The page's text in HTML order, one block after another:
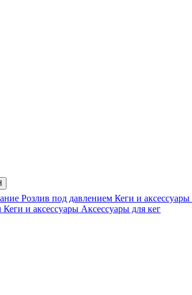
Розлив под давлением Кеги и аксессуары
Кеги и аксессуары Аксессуары для кег